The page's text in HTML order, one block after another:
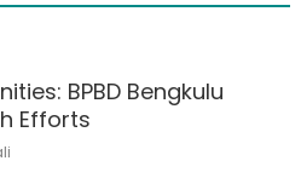
BPBD Bengkulu
Efforts